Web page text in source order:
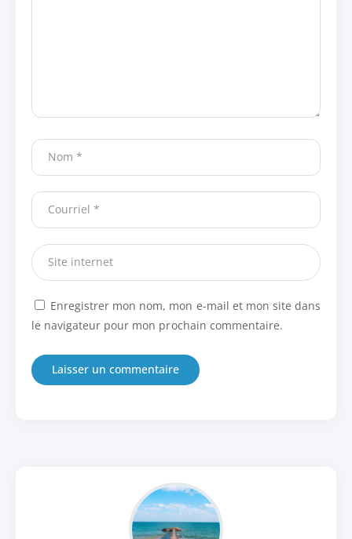
Enregistrer mon nom, mon e-mail et mon site dans
le navigateur pour mon prochain commentaire.